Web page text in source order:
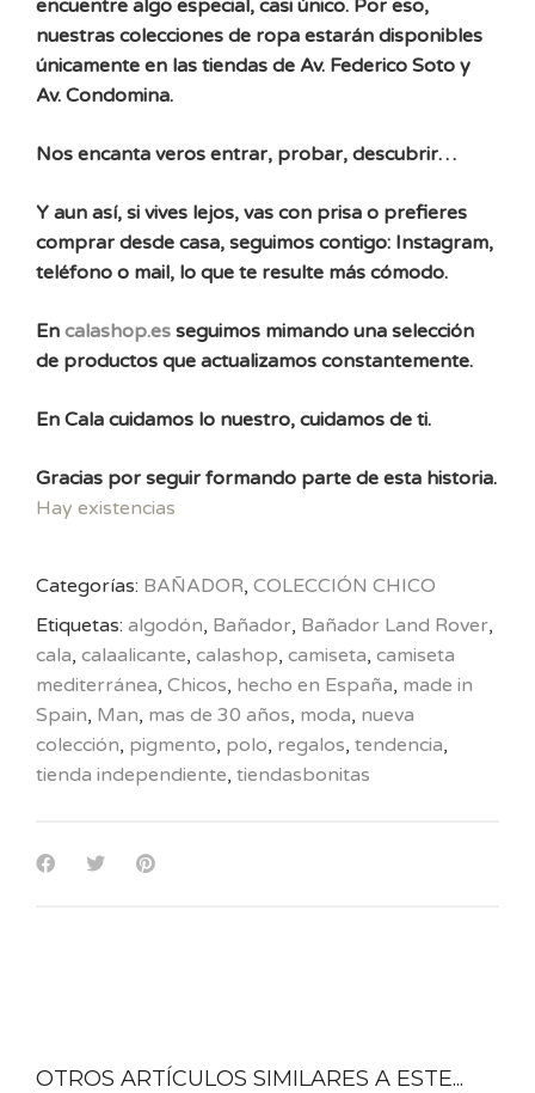
encuentre algo especial, casi único. Por eso,
nuestras colecciones de ropa estarán disponibles
únicamente en las tiendas de Av. Federico Soto y
Av. Condomina.
Nos encanta veros entrar, probar, descubrir…
Y aun así, si vives lejos, vas con prisa o prefieres
comprar desde casa, seguimos contigo: Instagram,
teléfono o mail, lo que te resulte más cómodo.
En calashop.es seguimos mimando una selección
de productos que actualizamos constantemente.
En Cala cuidamos lo nuestro, cuidamos de ti.
Gracias por seguir formando parte de esta historia.
Hay existencias
Categorías: BAÑADOR, COLECCIÓN CHICO
Etiquetas: algodón, Bañador, Bañador Land Rover,
cala, calaalicante, calashop, camiseta, camiseta
mediterránea, Chicos, hecho en España, made in
Spain, Man, mas de 30 años, moda, nueva
colección, pigmento, polo, regalos, tendencia,
tienda independiente, tiendasbonitas
OTROS ARTÍCULOS SIMILARES A ESTE...